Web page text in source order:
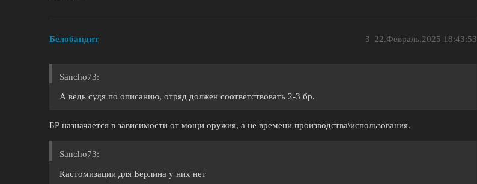
Белобандит 22.Февраль.2025 18:43:53
3
Sancho73:
А ведь судя по описанию, отряд должен соответствовать 2-3 бр.
БР назначается в зависимости от мощи оружия, а не времени производства\использования.
Sancho73:
Кастомизации для Берлина у них нет